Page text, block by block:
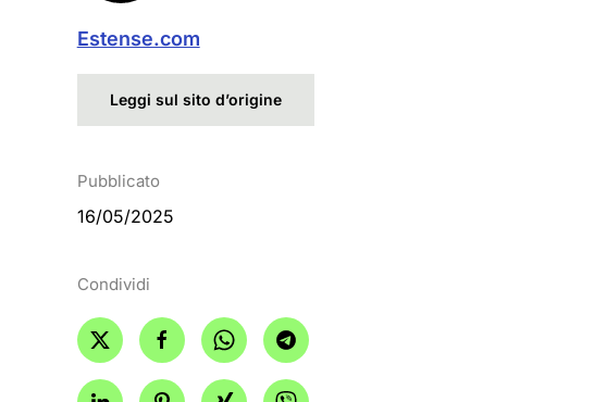
Estense.com
Leggi sul sito d’origine
Pubblicato
16/05/2025
Condividi